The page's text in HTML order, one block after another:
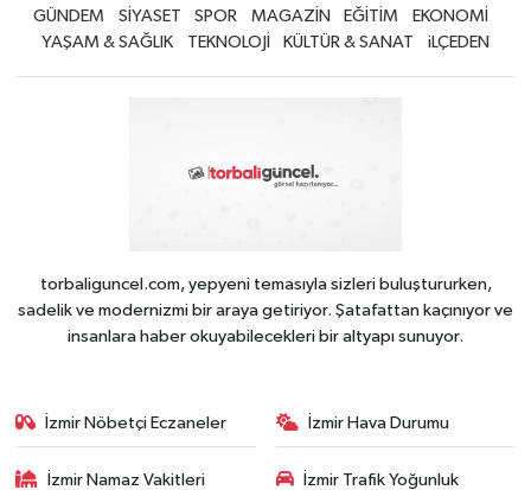
GÜNDEM SİYASET SPOR MAGAZİN EĞİTİM
EKONOMİ
YAŞAM & SAĞLIK
TEKNOLOJİ KÜLTÜR & SANAT iLÇEDEN
torbaliguncel.com, yepyeni temasıyla sizleri buluştururken,
sadelik ve modernizmi bir araya getiriyor. Şatafattan kaçınıyor ve
insanlara haber okuyabilecekleri bir altyapı sunuyor.
İzmir Nöbetçi Eczaneler İzmir Hava Durumu
İzmir Namaz Vakitleri
İzmir Trafik Yoğunluk